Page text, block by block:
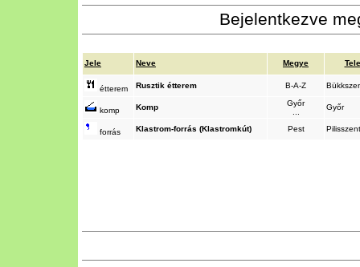
Bejelentkezve
Jele Neve Megye
étterem Rusztik étterem B-A-Z
komp Komp
Győr
Győr
forrás Klastrom-forrás (Klastromkút) Pest